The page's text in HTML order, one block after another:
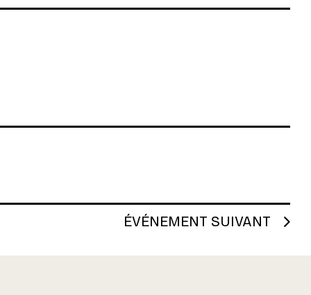
ÉVÉNEMENT SUIVANT